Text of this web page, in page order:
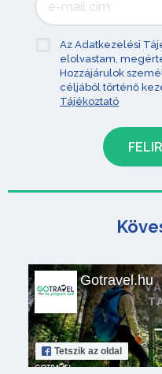
Az Adatkezelési
elolvastam,
Hozzájárulok
céljából történő
Tájékoztató
Gotravel.hu
Tetszik az oldal